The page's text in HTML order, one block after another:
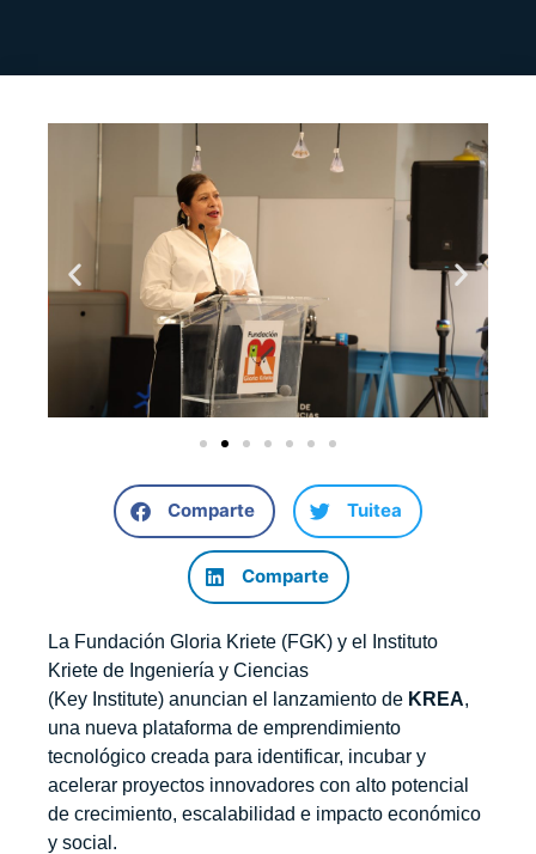
Comparte Tuitea
Comparte
La Fundación Gloria Kriete (FGK) y el Instituto
Kriete de Ingeniería y Ciencias
(Key Institute) anuncian el lanzamiento de KREA,
una nueva plataforma de emprendimiento
tecnológico creada para identificar, incubar y
acelerar proyectos innovadores con alto potencial
de crecimiento, escalabilidad e impacto económico
y social.